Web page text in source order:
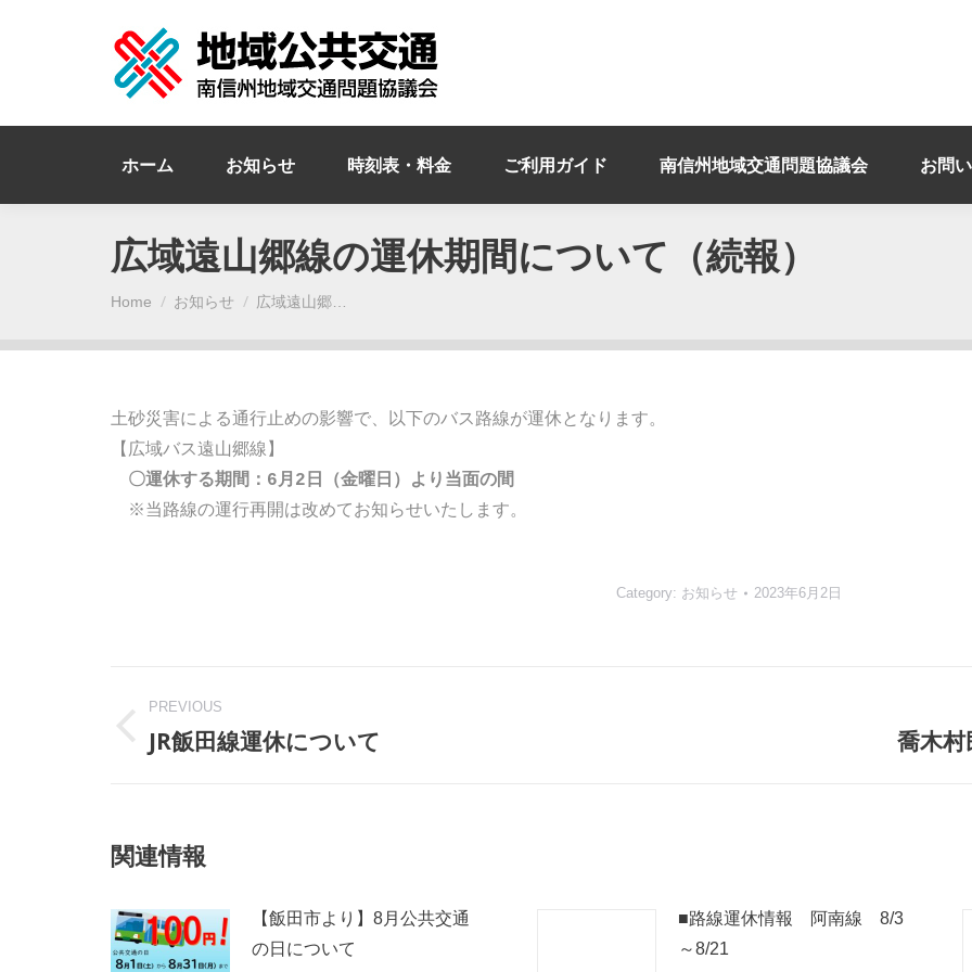
ホーム お知らせ 時刻表・料金 ご利用ガイド 南信州地域交通問題協議会 お問
広域遠山郷線の運休期間について（続報）
You are here:
Home お知らせ 広域遠山郷…
土砂災害による通行止めの影響で、以下のバス路線が運休となります。
【広域バス遠山郷線】
〇運休する期間：6月2日（金曜日）より当面の間
※当路線の運行再開は改めてお知らせいたします。
Category: お知らせ 2023年6月2日
navigation
PREVIOUS
Previous
JR飯田線運休について 喬木
関連情報
【飯田市より】8月公共交通
の日について
■路線運休情報 阿南線 8/3
～8/21